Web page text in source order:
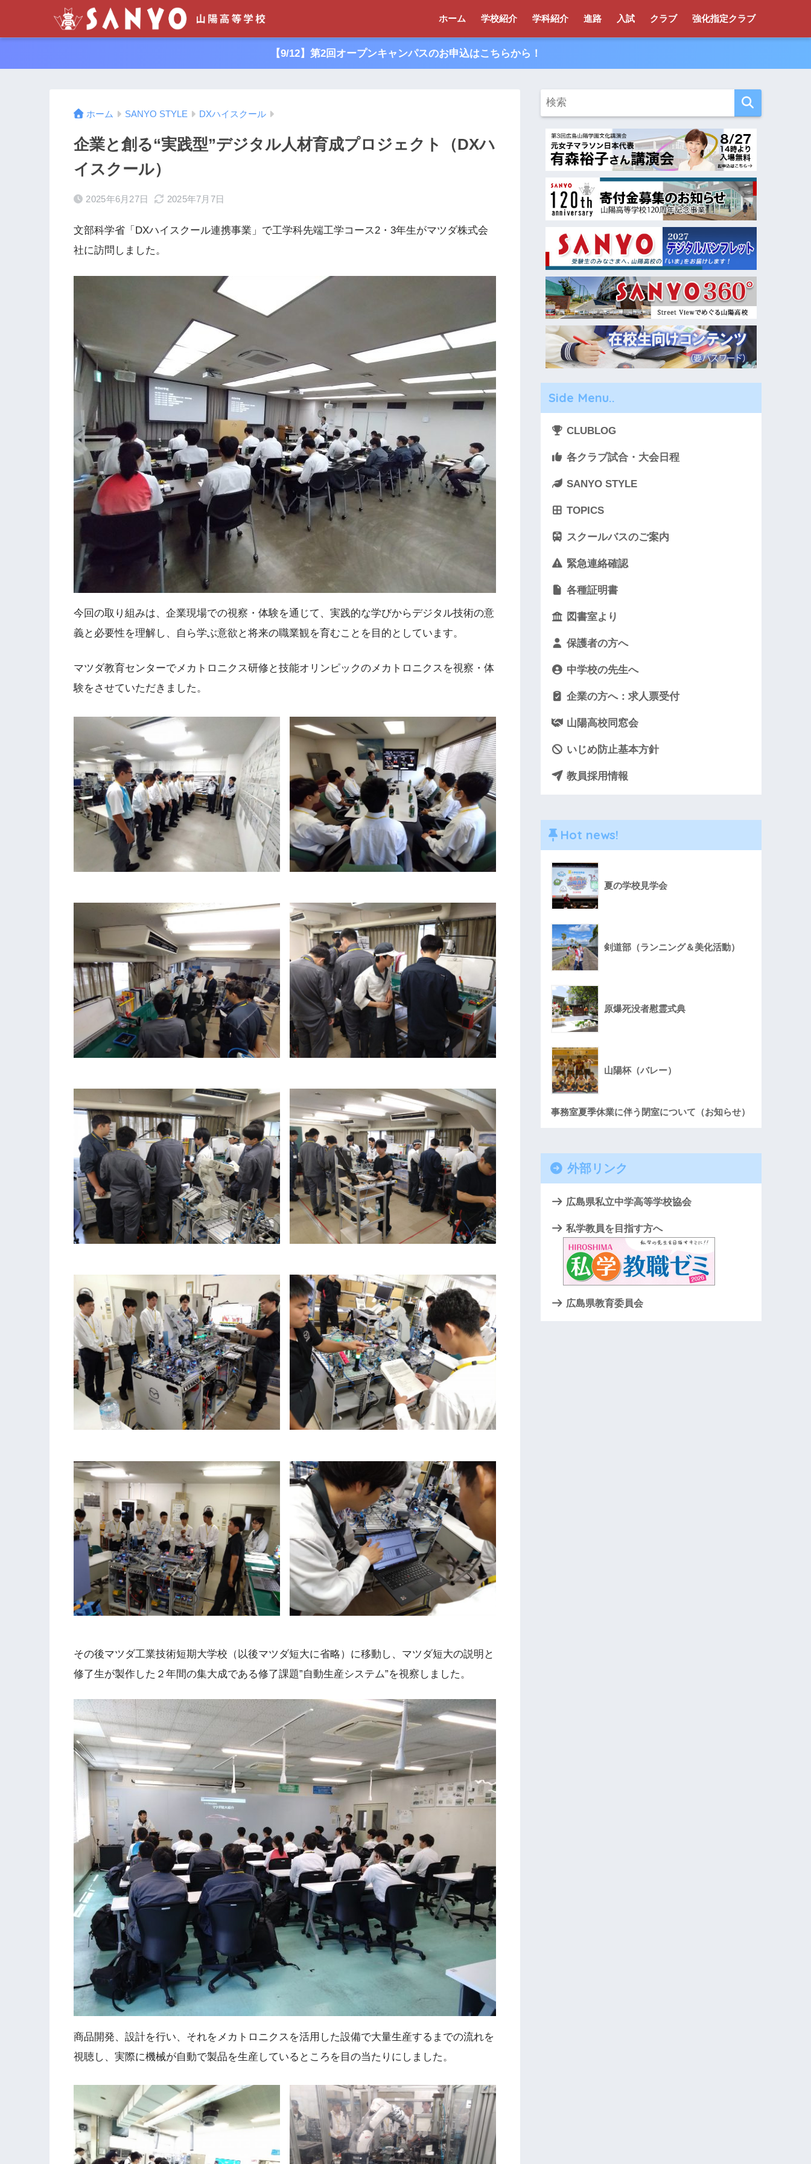
ホーム 学校紹介 学科紹介 進路 入試 クラブ 強化指定クラブ
【9/12】第2回オープンキャンパスのお申込はこちらから！
ホーム SANYO STYLE DXハイスクール
企業と創る“実践型”デジタル人材育成プロジェクト（DXハ
イスクール）
2025年6月27日 2025年7月7日
文部科学省「DXハイスクール連携事業」で工学科先端工学コース2・3年生がマツダ株式会
社に訪問しました。
今回の取り組みは、企業現場での視察・体験を通じて、実践的な学びからデジタル技術の意
義と必要性を理解し、自ら学ぶ意欲と将来の職業観を育むことを目的としています。
マツダ教育センターでメカトロニクス研修と技能オリンピックのメカトロニクスを視察・体
験をさせていただきました。
その後マツダ工業技術短期大学校（以後マツダ短大に省略）に移動し、マツダ短大の説明と
修了生が製作した２年間の集大成である修了課題”自動生産システム”を視察しました。
商品開発、設計を行い、それをメカトロニクスを活用した設備で大量生産するまでの流れを
視聴し、実際に機械が自動で製品を生産しているところを目の当たりにしました。
Side Menu..
CLUBLOG
各クラブ試合・大会日程
SANYO STYLE
TOPICS
スクールバスのご案内
緊急連絡確認
各種証明書
図書室より
保護者の方へ
中学校の先生へ
企業の方へ：求人票受付
山陽高校同窓会
いじめ防止基本方針
教員採用情報
Hot news!
夏の学校見学会
剣道部（ランニング＆美化活動）
原爆死没者慰霊式典
山陽杯（バレー）
事務室夏季休業に伴う閉室について（お知らせ）
外部リンク
広島県私立中学高等学校協会
私学教員を目指す方へ
広島県教育委員会